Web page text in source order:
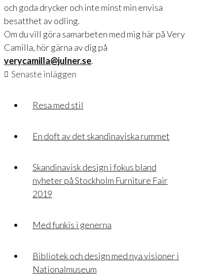
och goda drycker och inte minst min envisa
besatthet av odling.
Om du vill göra samarbeten med mig här på Very
Camilla, hör gärna av dig på
verycamilla@julner.se.
Senaste inläggen
Resa med stil
En doft av det skandinaviska rummet
Skandinavisk design i fokus bland
nyheter på Stockholm Furniture Fair
2019
Med funkis i generna
Bibliotek och design med nya visioner i
Nationalmuseum